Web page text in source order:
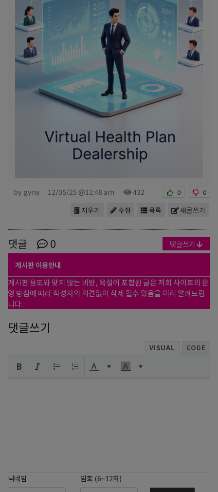
by gyny 12/05/25 @11:48 am 432 0 0
새글쓰기
목록
수정
지우기
댓글 0 댓글쓰기
게시판 이용안내
게시판 용도와 맞지 않는 비방, 욕설이 포함된 글은 저희 사이트의 운
영 방침에 따라 작성자의 의견없이 삭제 될수 있음을 미리 알려드립
니다.
댓글쓰기
VISUAL CODE
닉네임 암호 (6~12자)